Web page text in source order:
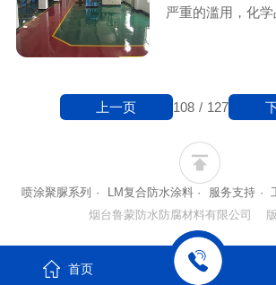
严重的滥用，化学
108 / 127
上一页
喷涂聚脲系列 · LM复合防水涂料 · 服务支持 ·
烟台鲁蒙防水防腐材料有限公司
首页